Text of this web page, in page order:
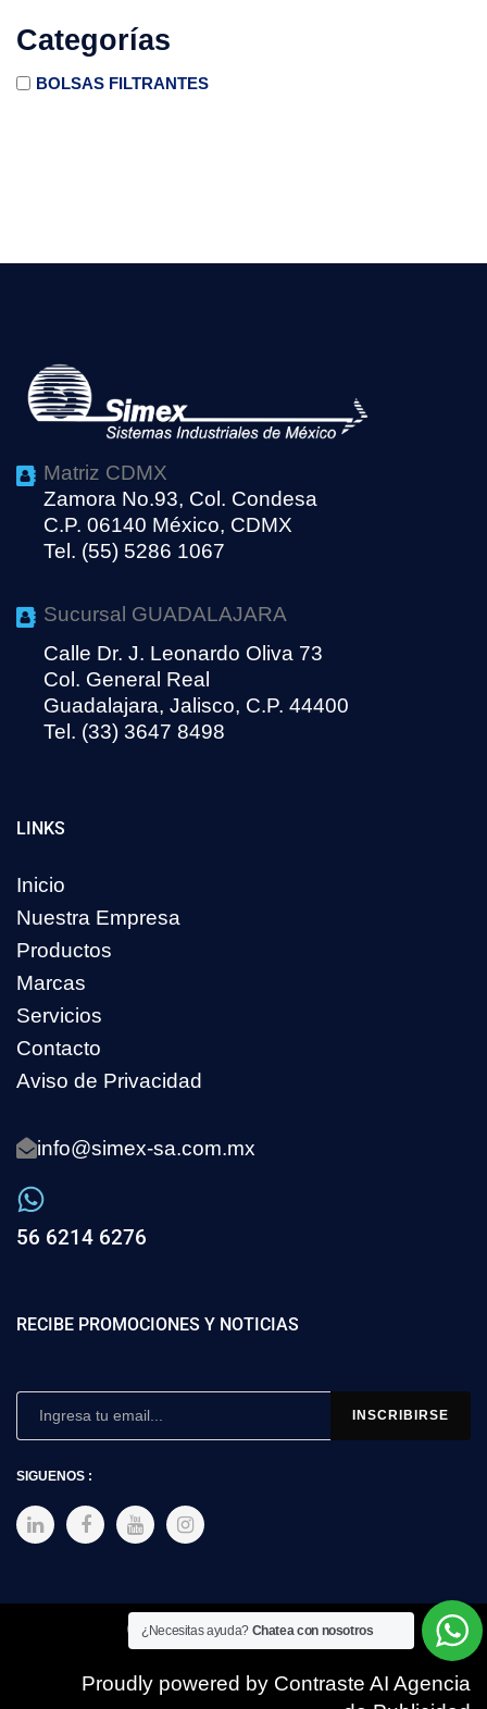
Categorías
BOLSAS FILTRANTES
Matriz CDMX
Zamora No.93, Col. Condesa
C.P. 06140 México, CDMX
Tel. (55) 5286 1067
Sucursal GUADALAJARA
Calle Dr. J. Leonardo Oliva 73
Col. General Real
Guadalajara, Jalisco, C.P. 44400
Tel. (33) 3647 8498
LINKS
Inicio
Nuestra Empresa
Productos
Marcas
Servicios
Contacto
Aviso de Privacidad
info@simex-sa.com.mx
56 6214 6276
RECIBE PROMOCIONES Y NOTICIAS
SIGUENOS :
Copyright © 2025 SIMEX
Proudly powered by Contraste AI Agencia
¿Necesitas ayuda? Chatea con nosotros